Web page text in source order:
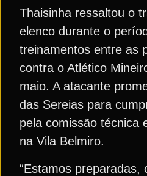
Thaisinha ressaltou o
elenco durante o
treinamentos entre as
contra o Atlético
maio. A atacante
das Sereias para
pela comissão técnica
na Vila Belmiro.
“Estamos preparadas,